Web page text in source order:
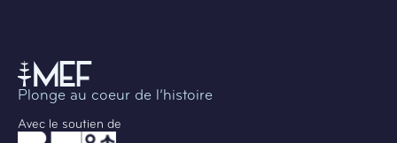
Plonge au coeur de l’histoire
Avec le soutien de